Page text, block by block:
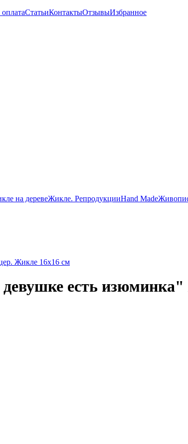
СтатьиКонтактыОтзывыИзбранное
на деревеЖикле. РепродукцииHand Made
Жикле 16х16 см
есть изюминка"